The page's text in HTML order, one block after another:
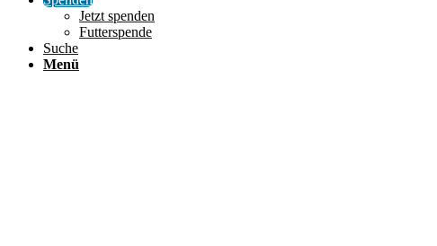
Jetzt spenden
Futterspende
Suche
Menü